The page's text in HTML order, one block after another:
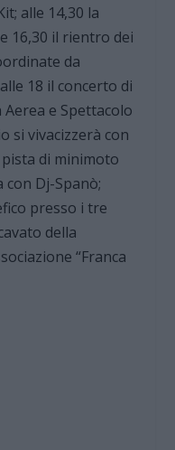
alle 14,30 la
16,30 il rientro dei
da
18 il concerto di
e Spettacolo
si vivacizzerà con
di minimoto
con Dj-Spanò;
presso i tre
della
“Franca